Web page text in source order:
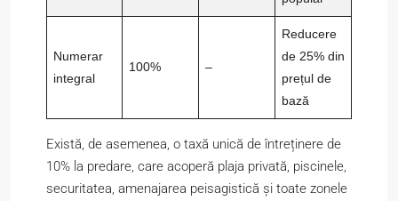
Numerar
integral
100% –
Reducere
de 25% din
prețul de
bază
Există, de asemenea, o taxă unică de întreținere de
10% la predare, care acoperă plaja privată, piscinele,
securitatea, amenajarea peisagistică și toate zonele